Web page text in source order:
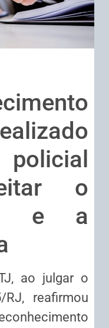
o
e a
ao julgar o
reafirmou